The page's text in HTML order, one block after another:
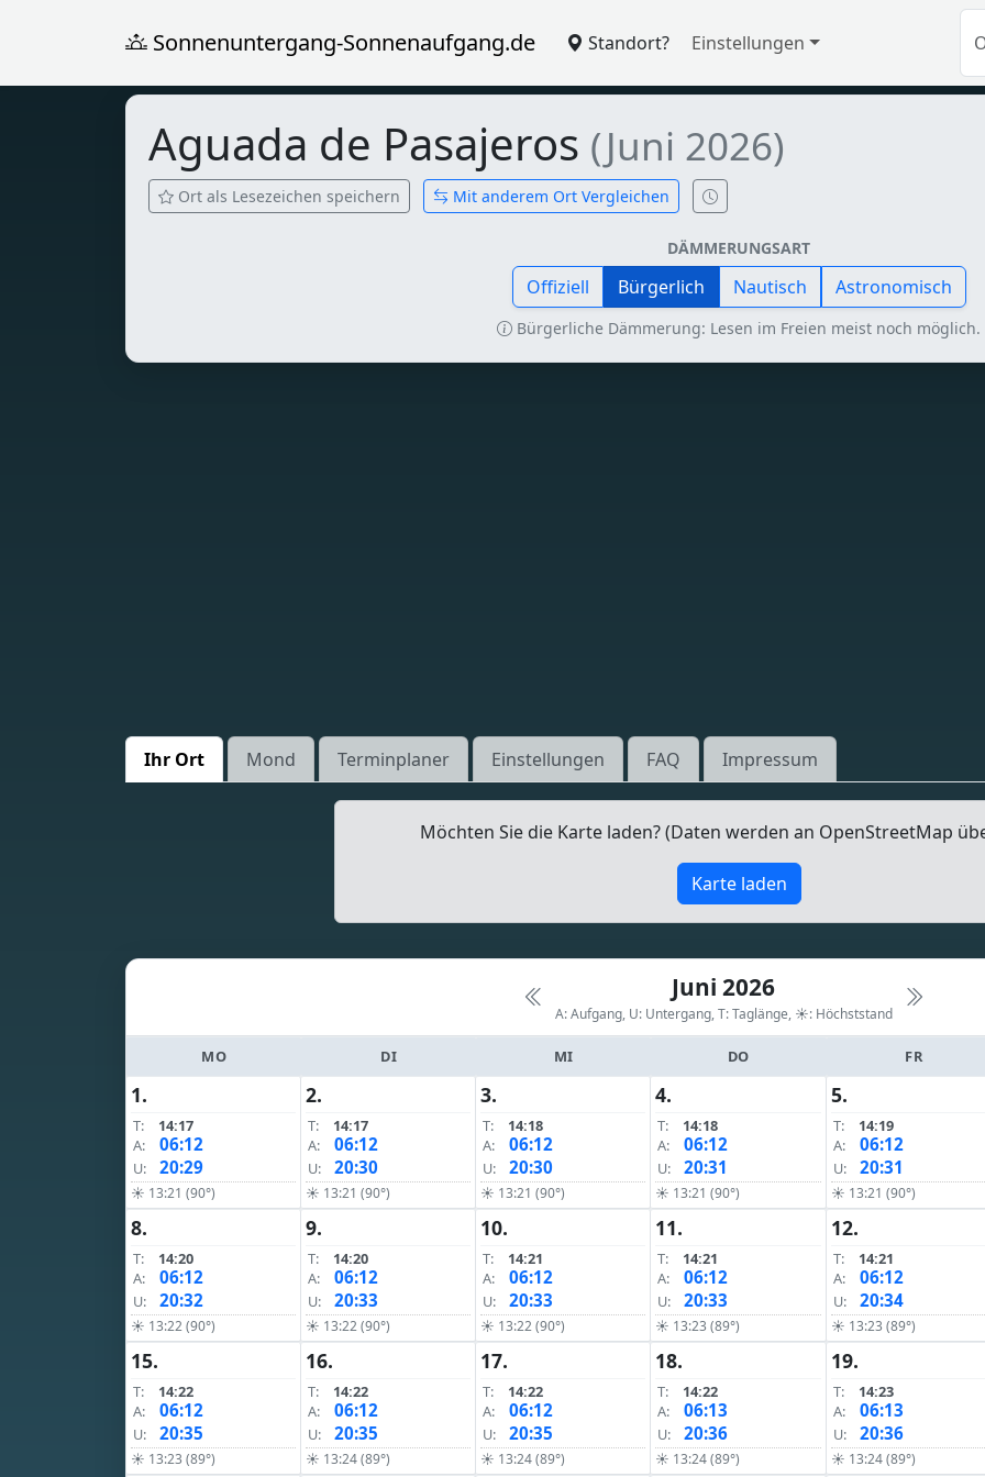
Sonnenuntergang-Sonnenaufgang.de Standort? Einstellungen
Aguada de Pasajeros (Juni 2026)
Ort als Lesezeichen speichern Mit anderem Ort Vergleichen
DÄMMERUNGSART
Offiziell Bürgerlich Nautisch Astronomisch
Bürgerliche Dämmerung: Lesen im Freien meist noch möglich.
Ihr Ort Mond Terminplaner Einstellungen FAQ Impressum
Möchten Sie die Karte laden? (Daten werden an OpenStreetMap
Karte laden
Juni 2026
A: Aufgang, U: Untergang, T: Taglänge, ☀: Höchststand
MO DI MI DO FR
1.
T:
14:17
A:
06:12
U: 20:29
☀ 13:21 (90°)
2.
T:
14:17
A:
06:12
U: 20:30
☀ 13:21 (90°)
3.
T:
14:18
A:
06:12
U: 20:30
☀ 13:21 (90°)
4.
T:
14:18
A:
06:12
U: 20:31
☀ 13:21 (90°)
5.
T:
14:19
A:
06:12
U: 20:31
☀ 13:21 (90°)
8.
T:
14:20
A:
06:12
U: 20:32
☀ 13:22 (90°)
9.
T:
14:20
A:
06:12
U: 20:33
☀ 13:22 (90°)
10.
T:
14:21
A:
06:12
U: 20:33
☀ 13:22 (90°)
11.
T:
14:21
A:
06:12
U: 20:33
☀ 13:23 (89°)
12.
T:
14:21
A:
06:12
U: 20:34
☀ 13:23 (89°)
15.
T:
14:22
A:
06:12
U: 20:35
☀ 13:23 (89°)
16.
T:
14:22
A:
06:12
U: 20:35
☀ 13:24 (89°)
17.
T:
14:22
A:
06:12
U: 20:35
☀ 13:24 (89°)
18.
T:
14:22
A:
06:13
U: 20:36
☀ 13:24 (89°)
19.
T:
14:23
A:
06:13
U: 20:36
☀ 13:24 (89°)